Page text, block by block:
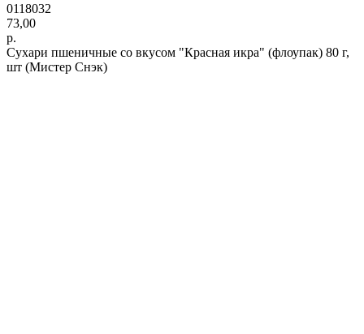
0118032
73,00
р.
Сухари пшеничные со вкусом "Красная икра" (флоупак) 80 г,
шт (Мистер Снэк)